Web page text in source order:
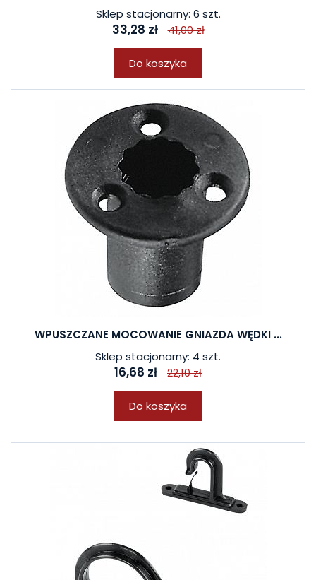
Sklep stacjonarny: 6 szt.
33,28 zł 41,00 zł
Do koszyka
WPUSZCZANE MOCOWANIE GNIAZDA WĘDKI ...
Sklep stacjonarny: 4 szt.
16,68 zł 22,10 zł
Do koszyka